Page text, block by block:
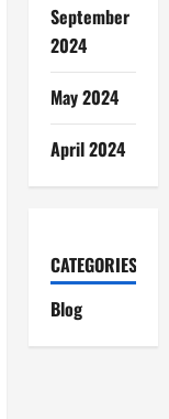
September
2024
May 2024
April 2024
CATEGORIES
Blog